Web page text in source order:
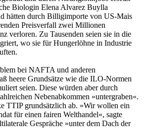
Biologin Elena Alvarez Buylla
hätten durch Billigimporte von US-Mais
Preisverfall zwei Millionen
verloren. Zu Tausenden seien sie in die
wo sie für Hungerlöhne in Industrie
bei NAFTA und anderen
heere Grundsätze wie die ILO-Normen
seien. Diese würden aber durch
Nebenabkommen »untergraben«.
TTIP grundsätzlich ab. »Wir wollen ein
für einen fairen Welthandel«, sagte
Gespräche »unter dem Dach der